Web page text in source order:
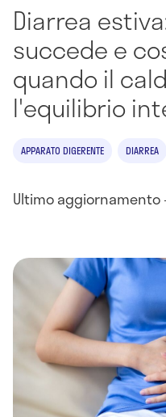
Diarrea
succede e
quando il
l'equilibrio
APPARATO DIGERENTE DIARREA
Ultimo aggiornamento